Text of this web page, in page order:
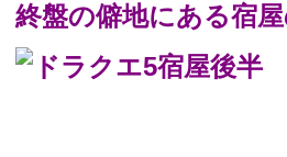
終盤の僻地にある宿